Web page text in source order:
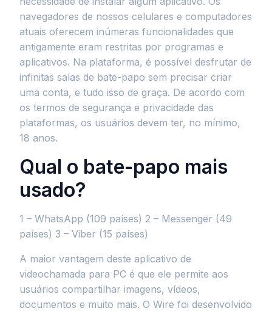
navegadores de nossos celulares e computadores
atuais oferecem inúmeras funcionalidades que
antigamente eram restritas por programas e
aplicativos. Na plataforma, é possível desfrutar de
infinitas salas de bate-papo sem precisar criar
uma conta, e tudo isso de graça. De acordo com
os termos de segurança e privacidade das
plataformas, os usuários devem ter, no mínimo,
18 anos.
Qual o bate-papo mais
usado?
1 – WhatsApp (109 países) 2 – Messenger (49
países) 3 – Viber (15 países)
A maior vantagem deste aplicativo de
videochamada para PC é que ele permite aos
usuários compartilhar imagens, vídeos,
documentos e muito mais. O Wire foi desenvolvido